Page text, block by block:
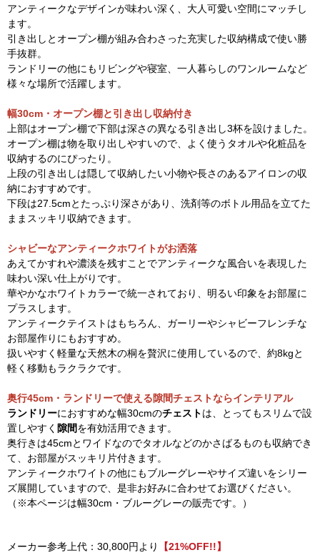
アンティークなデザインが味わい深く、大人可愛い空間にマッチし
ます。
引き出しとオープン棚が組み合わさった充実した収納構成で使い勝
手抜群。
ランドリーの他にもリビングや寝室、一人暮らしのワンルームなど
様々な場所で活躍します。
幅30cm・オープン棚と引き出し収納付き
上部はオープン棚で下部は深さの異なる引き出し3杯を設けました。
オープン棚は物を取り出しやすいので、よく使うタオルや化粧品を
収納するのにぴったり。
上段の引き出しは隠して収納したい小物や長さのあるアイロンの収
納におすすめです。
下段は27.5cmとたっぷり深さがあり、洗剤等のボトル用品を立てた
ままスッキリ収納できます。
シャビーなアンティークホワイトがお洒落
あえてかすれや濃淡を残すことでアンティークな風合いを表現した
味わい深い仕上がりです。
華やかなホワイトカラーで統一されており、明るい印象をお部屋に
プラスします。
アンティークテイストはもちろん、ガーリーやシャビーフレンチな
お部屋作りにもおすすめ。
扱いやすく軽量な天然木の桐を贅沢に使用しているので、約8kgと
軽く移動もラクラクです。
奥行45cm・ランドリーで使える隙間チェストならインテリアル
ランドリーにおすすめな幅30cmのチェストは、とってもスリムで設
置しやすく 隙間を有効活用できます。
奥行きは45cmとワイドなのでタオルなどのかさばるものも収納でき
て、お部屋がスッキリ片付きます。
アンティークホワイトの他にもブルーグレーやサイズ違いをシリー
ズ展開していますので、是非お好みに合わせてお選びください。
（※本ページは幅30cm・ブルーグレーの販売です。）
メーカー参考上代：30,800円より
【21%OFF!!】